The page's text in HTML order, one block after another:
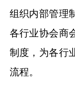
组织内部管理
各行业协会商
制度，为各行
流程。